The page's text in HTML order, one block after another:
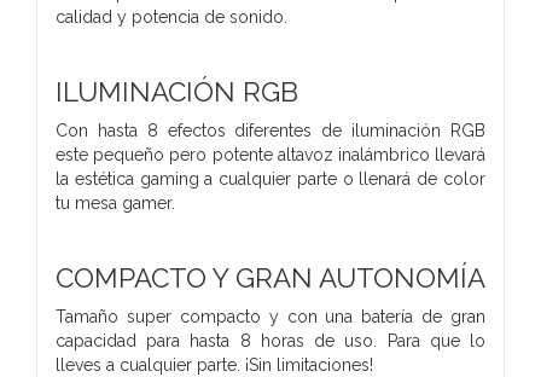
calidad y potencia de sonido.
ILUMINACIÓN RGB
Con hasta 8 efectos diferentes de iluminación RGB
este pequeño pero potente altavoz inalámbrico llevará
la estética gaming a cualquier parte o llenará de color
tu mesa gamer.
COMPACTO Y GRAN AUTONOMÍA
Tamaño super compacto y con una batería de gran
capacidad para hasta 8 horas de uso. Para que lo
lleves a cualquier parte. ¡Sin limitaciones!